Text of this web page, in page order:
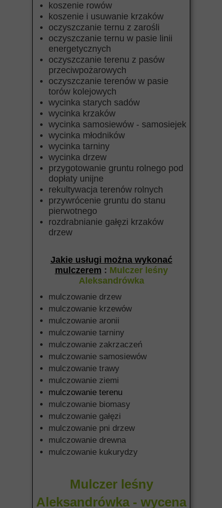
koszenie rowów
koszenie i usuwanie krzaków
oczyszczanie ternu z zarośli
oczyszczanie ternu w pasie linii
energetycznych
oczyszczanie terenu z pasów
przeciwpożarowych
oczyszczanie terenów w pasie
torów kolejowych
wycinka starych sadów
wycinka krzaków
wycinka samosiewów - samosiejek
wycinka młodników
wycinka tarniny
wycinka drzew
przygotowanie gruntu rolnego pod
dopłaty unijne
rekultywacja terenów rolnych
przywrócenie gruntu do stanu
pierwotnego
rozdrabnianie gałęzi krzaków
drzew
Jakie usługi można wykonać
mulczerem : Mulczer leśny
Aleksandrówka
mulczowanie drzew
mulczowanie krzewów
mulczowanie aronii
mulczowanie tarniny
mulczowanie zakrzaczeń
mulczowanie samosiewów
mulczowanie trawy
mulczowanie ziemi
mulczowanie terenu
mulczowanie biomasy
mulczowanie gałęzi
mulczowanie pni drzew
mulczowanie drewna
mulczowanie kukurydzy
Mulczer leśny
Aleksandrówka - wycena